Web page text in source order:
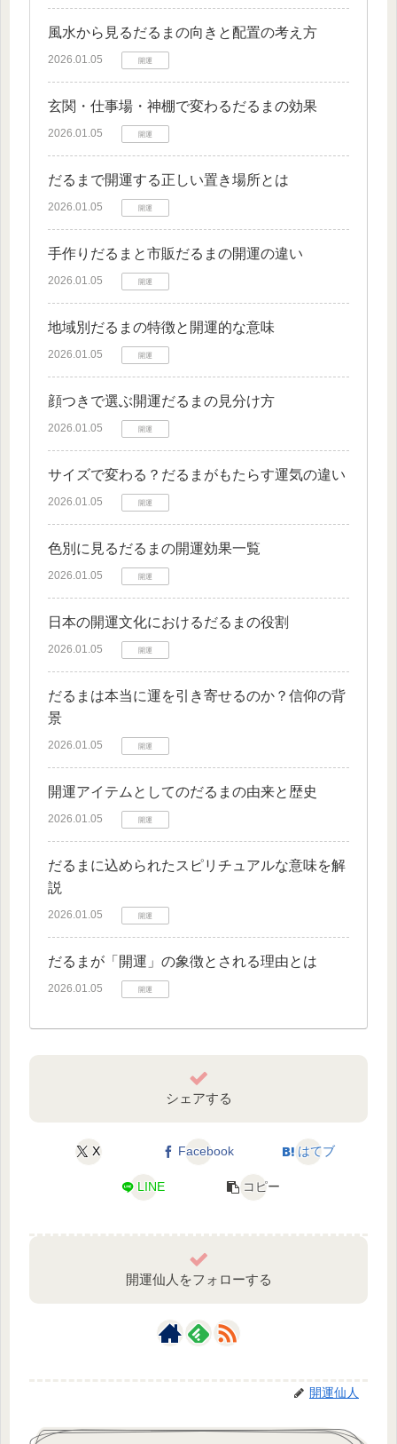
風水から見るだるまの向きと配置の考え方
2026.01.05 開運
玄関・仕事場・神棚で変わるだるまの効果
2026.01.05 開運
だるまで開運する正しい置き場所とは
2026.01.05 開運
手作りだるまと市販だるまの開運の違い
2026.01.05 開運
地域別だるまの特徴と開運的な意味
2026.01.05 開運
顔つきで選ぶ開運だるまの見分け方
2026.01.05 開運
サイズで変わる？だるまがもたらす運気の違い
2026.01.05 開運
色別に見るだるまの開運効果一覧
2026.01.05 開運
日本の開運文化におけるだるまの役割
2026.01.05 開運
だるまは本当に運を引き寄せるのか？信仰の背
景
2026.01.05 開運
開運アイテムとしてのだるまの由来と歴史
2026.01.05 開運
だるまに込められたスピリチュアルな意味を解
説
2026.01.05 開運
だるまが「開運」の象徴とされる理由とは
2026.01.05 開運
シェアする
X Facebook はてブ
LINE コピー
開運仙人をフォローする
開運仙人